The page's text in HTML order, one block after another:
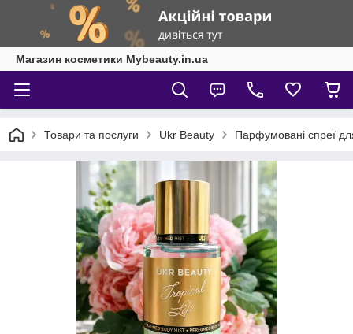
Магазин косметики Mybeauty.in.ua
Товари та послуги Ukr Beauty Парфумовані спреї